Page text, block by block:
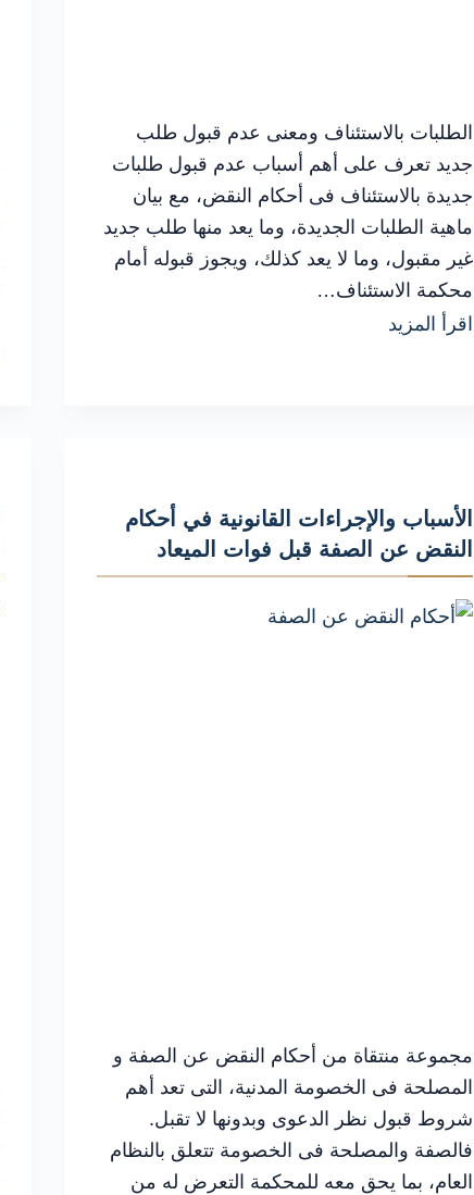
الطلبات بالاستئناف ومعنى عدم قبول طلب
جديد تعرف على أهم أسباب عدم قبول طلبات
جديدة بالاستئناف فى أحكام النقض، مع بيان
ماهية الطلبات الجديدة، وما يعد منها طلب جديد
غير مقبول، وما لا يعد كذلك، ويجوز قبوله أمام
محكمة الاستئناف…
اقرأ المزيد
طلبات
جديدة
المحكمة
الأسباب والإجراءات القانونية في أحكام
النقض عن الصفة قبل فوات الميعاد
مجموعة منتقاة من أحكام النقض عن الصفة و
المصلحة فى الخصومة المدنية، التى تعد أهم
شروط قبول نظر الدعوى وبدونها لا تقبل.
فالصفة والمصلحة فى الخصومة تتعلق بالنظام
العام، بما يحق معه للمحكمة التعرض له من